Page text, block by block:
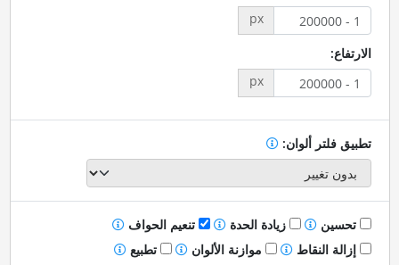
px
الارتفاع:
px
تطبيق فلتر ألوان:
تحسين زيادة الحدة
تنعيم الحواف
إزالة النقاط
موازنة الألوان
تطبيع